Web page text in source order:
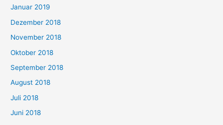
Januar 2019
Dezember 2018
November 2018
Oktober 2018
September 2018
August 2018
Juli 2018
Juni 2018